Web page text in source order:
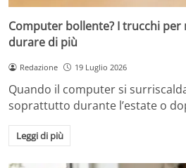
Computer bollente? I trucchi
durare di più
Redazione 19 Luglio 2026
Quando il computer si
soprattutto durante l’estate o
Leggi di più